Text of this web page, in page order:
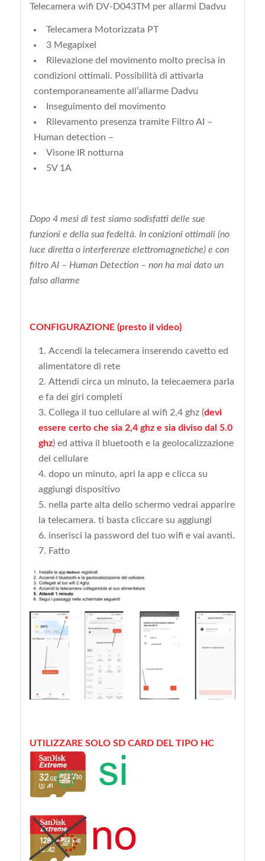
Telecamera wifi DV-D043TM per allarmi Dadvu
Telecamera Motorizzata PT
3 Megapixel
Rilevazione del movimento molto precisa in
condizioni ottimali. Possibilità di attivarla
contemporaneamente all’allarme Dadvu
Inseguimento del movimento
Rilevamento presenza tramite Filtro AI –
Human detection –
Visone IR notturna
5V 1A
Dopo 4 mesi di test siamo sodisfatti delle sue
funzioni e della sua fedeltà. In conizioni ottimali (no
luce diretta o interferenze elettromagnetiche) e con
filtro AI – Human Detection – non ha mai dato un
falso allarme
CONFIGURAZIONE (presto il video)
Accendi la telecamera inserendo cavetto ed
alimentatore di rete
Attendi circa un minuto, la telecaemera parla
e fa dei giri completi
Collega il tuo cellulare al wifi 2,4 ghz (devi
essere certo che sia 2,4 ghz e sia diviso dal 5.0
ghz) ed attiva il bluetooth e la geolocalizzazione
del cellulare
dopo un minuto, apri la app e clicca su
aggiungi dispositivo
nella parte alta dello schermo vedrai apparire
la telecamera. ti basta cliccare su aggiungi
inserisci la password del tuo wifi e vai avanti.
Fatto
UTILIZZARE SOLO SD CARD DEL TIPO HC